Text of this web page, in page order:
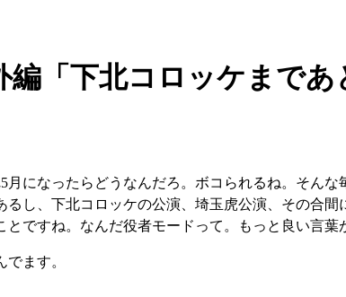
編「下北コロッケまであ
月になったらどうなんだろ。ボコられるね。そん
るし、下北コロッケの公演、埼玉虎公演、その合
ですね。なんだ役者モードって。もっと良い言
ます。